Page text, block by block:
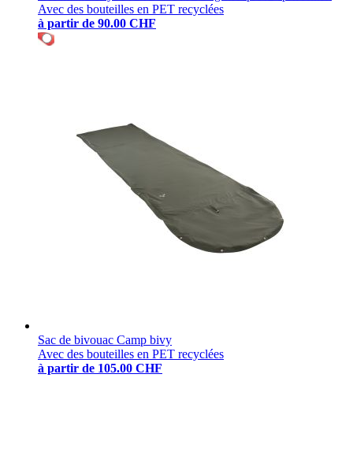
Avec des bouteilles en PET recyclées
à partir de 90.00 CHF
Sac de bivouac Camp bivy
Avec des bouteilles en PET recyclées
à partir de 105.00 CHF